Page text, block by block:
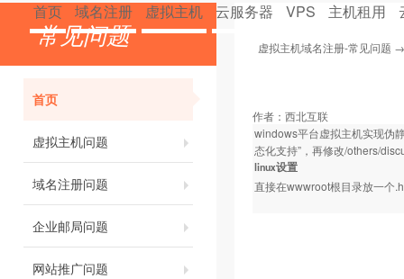
首页 域名注册 虚拟主机 云服务器 VPS 主机租用
常见问题
首页
虚拟主机问题
域名注册问题
企业邮局问题
网站推广问题
虚拟主机域名注册-常见问题
作者： 西北互联
windows平台虚拟主机实现伪
态化支持”，再修改/others/
linux设置
直接在wwwroot根目录放一个